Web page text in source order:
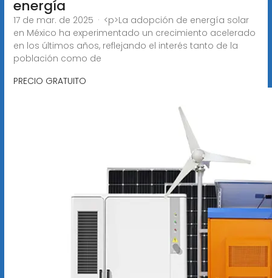
energía
17 de mar. de 2025 · <p>La adopción de energía solar
en México ha experimentado un crecimiento acelerado
en los últimos años, reflejando el interés tanto de la
población como de
PRECIO GRATUITO